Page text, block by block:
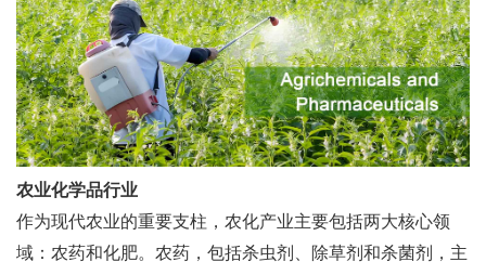
农业化学品行业
作为现代农业的重要支柱，农化产业主要包括两大核心领
域：农药和化肥。农药，包括杀虫剂、除草剂和杀菌剂，主